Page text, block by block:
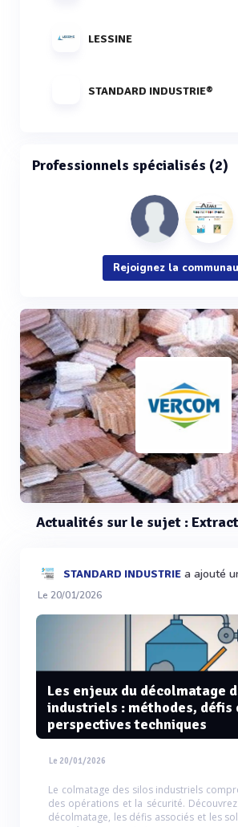
LESSINE
STANDARD INDUSTRIE®
Professionnels spécialisés (2)
Rejoignez la
Actualités sur le sujet :
STANDARD INDUSTRIE a ajouté
Le 20/01/2026
Les enjeux du décolmatage
industriels : méthodes, défis
perspectives techniques
Le 20/01/2026
Le colmatage des silos industriels
des opérations et la sécurité.
décolmatage, les défis associés et les